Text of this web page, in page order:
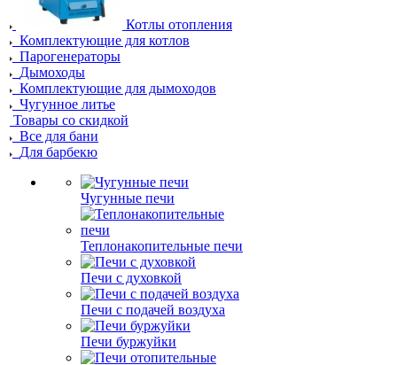
Котлы отопления
Комплектующие для котлов
Парогенераторы
Дымоходы
Комплектующие для дымоходов
Чугунное литье
Товары со скидкой
Все для бани
Для барбекю
Чугунные печи
Теплонакопительные печи
Печи с духовкой
Печи с подачей воздуха
Печи буржуйки